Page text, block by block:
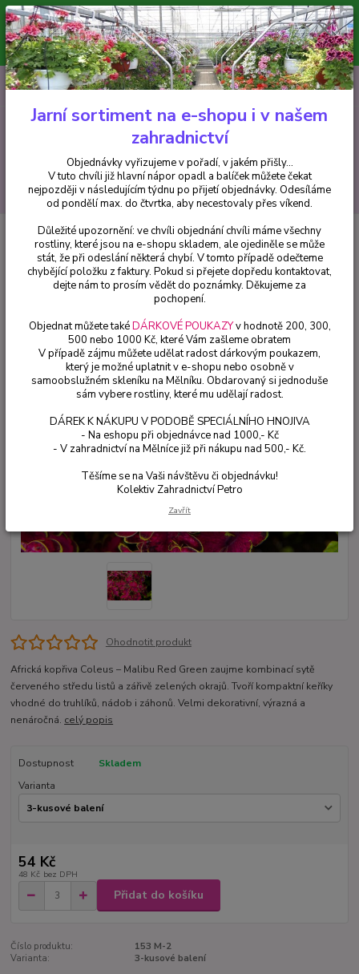
Minimální hodnota pro odeslání z e-shopu je 300 Kč.
V tuto chvíli již hlavní nápor objednávek opadl a balíček můžete čekat
nejpozději v následujícím týdnu po přijetí objednávky. Objednávky
vyřizujeme v pořadí, v jakém přišly...
CZK
Hledat
+420 602 223 614 0ks
za0 Kč
Africké kopřivy, Coleusy
Africká kopřiva Malibu Red Green - cena
za kus v 3-kusovém balení
Africká kopřiva Malibu Red Green
- cena za kus v 3-kusovém balení
Ohodnotit produkt
Africká kopřiva Coleus – Malibu Red Green zaujme kombinací sytě
červeného středu listů a zářivě zelených okrajů. Tvoří kompaktní keříky
vhodné do truhlíků, nádob i záhonů. Velmi dekorativní, výrazná a
nenáročná. celý popis
Dostupnost
Skladem
Varianta
54 Kč
48 Kč bez DPH
Přidat do košíku
Číslo produktu:
153 M-2
Varianta:
3-kusové balení
Jarní sortiment na e-shopu i v našem
zahradnictví
Objednávky vyřizujeme v pořadí, v jakém přišly...
V tuto chvíli již hlavní nápor opadl a balíček můžete čekat
nejpozději v následujícím týdnu po přijetí objednávky. Odesíláme
od pondělí max. do čtvrtka, aby necestovaly přes víkend.
Důležité upozornění: ve chvíli objednání chvíli máme všechny
rostliny, které jsou na e-shopu skladem, ale ojediněle se může
stát, že při odeslání některá chybí. V tomto případě odečteme
chybějící položku z faktury. Pokud si přejete dopředu kontaktovat,
dejte nám to prosím vědět do poznámky. Děkujeme za
pochopení.
Objednat můžete takéDÁRKOVÉ POUKAZYv hodnotě 200, 300,
500 nebo 1000 Kč, které Vám zašleme obratem
V případě zájmu můžete udělat radost dárkovým poukazem,
který je možné uplatnit v e-shopu nebo osobně v
samoobslužném skleníku na Mělníku. Obdarovaný si jednoduše
sám vybere rostliny, které mu udělají radost.
DÁREK K NÁKUPU V PODOBĚ SPECIÁLNÍHO HNOJIVA
- Na eshopu při objednávce nad 1000,- Kč
- V zahradnictví na Mělníce již při nákupu nad 500,- Kč.
Těšíme se na Vaši návštěvu či objednávku!
Kolektiv Zahradnictví Petro
Zavřít